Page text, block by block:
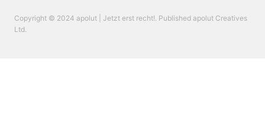
Copyright © 2024 apolut | Jetzt erst recht!. Published apolut Creatives
Ltd.